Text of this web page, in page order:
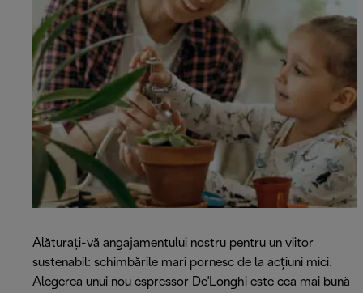
Alăturați-vă angajamentului nostru pentru un viitor
sustenabil: schimbările mari pornesc de la acțiuni mici.
Alegerea unui nou espressor De'Longhi este cea mai bună